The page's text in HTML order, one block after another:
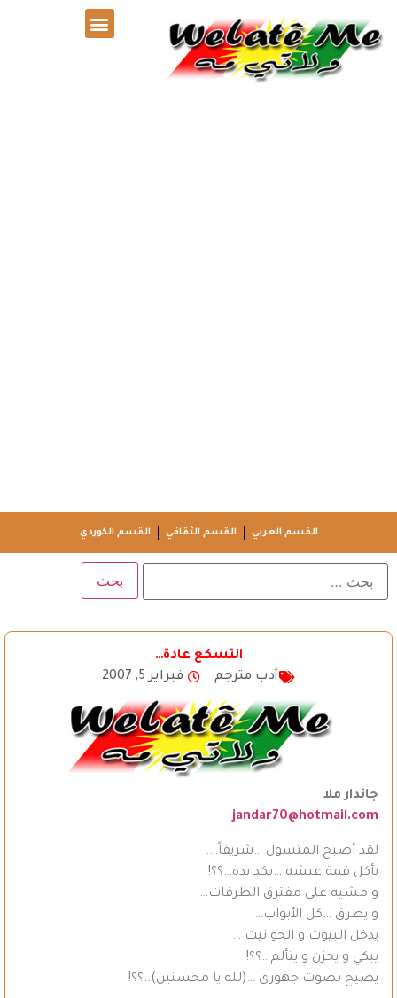
القسم العربي القسم الثقافي القسم الكوردي
التسكع عادة…
أدب مترجم
فبراير 5, 2007
جاندار ملا
jandar70@hotmail.com
لقد أصبح المتسول …شريفاً….
يأكل قمة عيشه …بكد يده…؟؟!
و مشيه على مفترق الطرقات…
و يطرق …كل الأبواب…
يدخل البيوت و الحوانيت …
يبكي و يحزن و يتألم…؟؟!
يصيح بصوت جهوري …(لله يا محسنين)..؟؟!